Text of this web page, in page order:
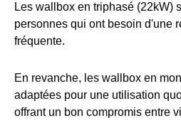
Les wallbox en triphasé (22kW)
personnes qui ont besoin d'une
fréquente.
En revanche, les wallbox en
adaptées pour une utilisation
offrant un bon compromis entre